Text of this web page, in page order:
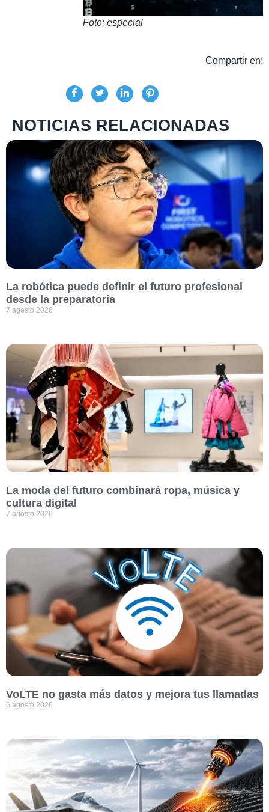
Foto: especial
Compartir en:
NOTICIAS RELACIONADAS
La robótica puede definir el futuro profesional
desde la preparatoria
7 agosto 2026
La moda del futuro combinará ropa, música y
cultura digital
7 agosto 2026
VoLTE no gasta más datos y mejora tus llamadas
6 agosto 2026